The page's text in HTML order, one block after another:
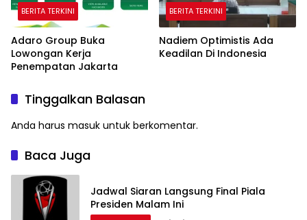
BERITA TERKINI
Adaro Group Buka
Lowongan Kerja
Penempatan Jakarta
BERITA TERKINI
Nadiem Optimistis Ada
Keadilan Di Indonesia
Tinggalkan Balasan
Anda harus masuk untuk berkomentar.
Baca Juga
Jadwal Siaran Langsung Final Piala
Presiden Malam Ini